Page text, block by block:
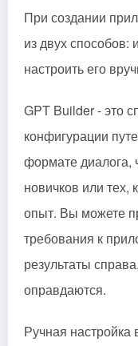
При создании
из двух способов:
настроить его
GPT Builder - это
конфигурации
формате диалога,
новичков или тех,
опыт. Вы можете
требования к
результаты
оправдаются.
Ручная